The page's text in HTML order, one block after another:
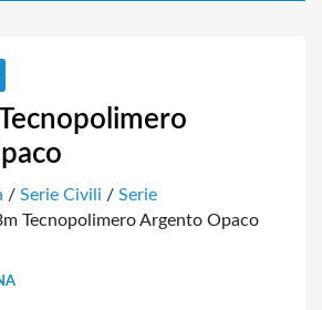
/ Serie Civili / Serie
Tecnopolimero Argento Opaco